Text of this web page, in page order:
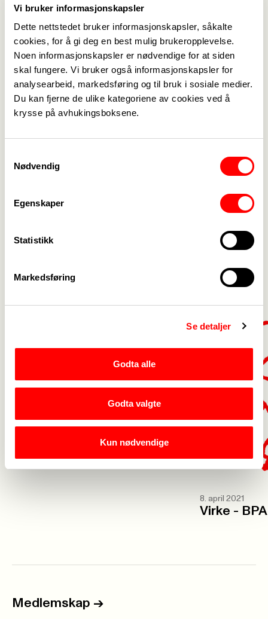
Vi bruker informasjonskapsler
Dette nettstedet bruker informasjonskapsler, såkalte
cookies, for å gi deg en best mulig brukeropplevelse.
Noen informasjonskapsler er nødvendige for at siden
skal fungere. Vi bruker også informasjonskapsler for
analysearbeid, markedsføring og til bruk i sosiale medier.
Du kan fjerne de ulike kategoriene av cookies ved å
krysse på avhukingsboksene.
Nødvendig
Egenskaper
Statistikk
Markedsføring
Se detaljer
Godta alle
Godta valgte
Kun nødvendige
om de blir syke. Nær 80 prosent av arbeidstakere i
Norge har allerede denne rettigheten.
– Slik fungerer systemet for de fleste
arbeidstakere i Norge, og dette er en avtale som vi
ønsker å forbedre. Nå vil vi også på dette området
få innført bestemmelser for forskuttering av
syke-, pleie- og foreldrepenger, sier Mollestad.
Det er satt av en dag til forhandling, 16. juni. Hvis
Avtalen som forhandles om (Virke 007) gjelder
funksjonsassistenter.
3. mars 2022
8. april 2021
Virke - BPA
Medlemskap ->